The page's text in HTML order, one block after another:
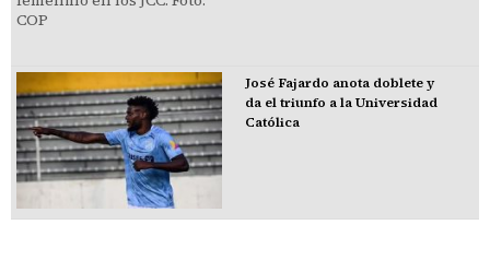
José Fajardo anota doblete y
da el triunfo a la Universidad
Católica